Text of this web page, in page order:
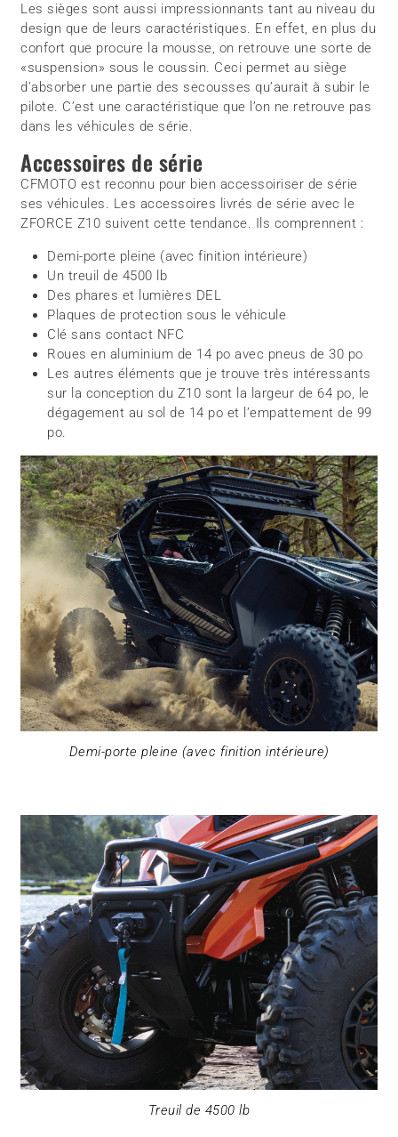
Les sièges sont aussi impressionnants tant au niveau du
design que de leurs caractéristiques. En effet, en plus du
confort que procure la mousse, on retrouve une sorte de
«suspension» sous le coussin. Ceci permet au siège
d’absorber une partie des secousses qu’aurait à subir le
pilote. C’est une caractéristique que l’on ne retrouve pas
dans les véhicules de série.
Accessoires de série
CFMOTO est reconnu pour bien accessoiriser de série
ses véhicules. Les accessoires livrés de série avec le
ZFORCE Z10 suivent cette tendance. Ils comprennent :
Demi-porte pleine (avec finition intérieure)
Un treuil de 4500 lb
Des phares et lumières DEL
Plaques de protection sous le véhicule
Clé sans contact NFC
Roues en aluminium de 14 po avec pneus de 30 po
Les autres éléments que je trouve très intéressants
sur la conception du Z10 sont la largeur de 64 po, le
dégagement au sol de 14 po et l’empattement de 99
po.
Demi-porte pleine (avec finition intérieure)
Treuil de 4500 lb